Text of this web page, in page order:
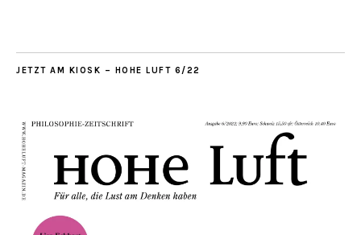
JETZT AM KIOSK – HOHE LUFT 6/22